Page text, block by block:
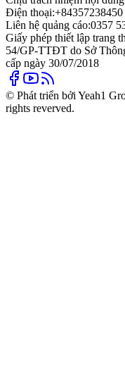
Điện thoại:+84357238450
Liên hệ quảng cáo:0357
Giấy phép thiết lập trang
54/GP-TTĐT do Sở
cấp ngày 30/07/2018
© Phát triển bởi Yeah1
rights reverved.